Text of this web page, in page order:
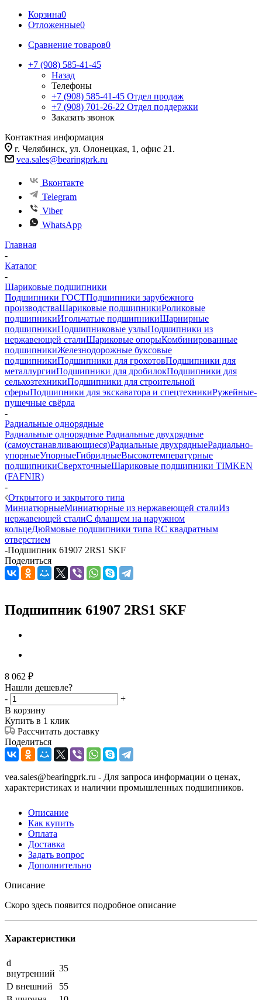
Корзина0
Отложенные0
Сравнение товаров0
+7 (908) 585-41-45
Назад
Телефоны
+7 (908) 585-41-45 Отдел продаж
+7 (908) 701-26-22 Отдел поддержки
Заказать звонок
Контактная информация
г. Челябинск, ул. Олонецкая, 1, офис 21.
vea.sales@bearingprk.ru
Вконтакте
Telegram
Viber
WhatsApp
Главная
-
Каталог
-
Шариковые подшипники
Подшипники ГОСТПодшипники зарубежного
производстваШариковые подшипникиРоликовые
подшипникиИгольчатые подшипникиШарнирные
подшипникиПодшипниковые узлыПодшипники из
нержавеющей сталиШариковые опорыКомбинированные
подшипникиЖелезнодорожные буксовые
подшипникиПодшипники для грохотовПодшипники для
металлургииПодшипники для дробилокПодшипники для
сельхозтехникиПодшипники для строительной
сферыПодшипники для экскаватора и спецтехникиРужейные-
пушечные свёрла
-
Радиальные однорядные
Радиальные однорядные Радиальные двухрядные
(самоустанавливающиеся)Радиальные двухрядныеРадиально-
упорныеУпорныеГибридныеВысокотемпературные
подшипникиСверхточныеШариковые подшипники TIMKEN
(FAFNIR)
-
Открытого и закрытого типа
МиниатюрныеМиниатюрные из нержавеющей сталиИз
нержавеющей сталиС фланцем на наружном
кольцеДюймовые подшипники типа RС квадратным
отверстием
-Подшипник 61907 2RS1 SKF
Поделиться
Подшипник 61907 2RS1 SKF
8 062 ₽
Нашли дешевле?
-
+
В корзину
Купить в 1 клик
Рассчитать доставку
Поделиться
vea.sales@bearingprk.ru - Для запроса информации о ценах,
характеристиках и наличии промышленных подшипников.
Описание
Как купить
Оплата
Доставка
Задать вопрос
Дополнительно
Описание
Скоро здесь появится подробное описание
Характеристики
d
внутренний
35
D внешний
55